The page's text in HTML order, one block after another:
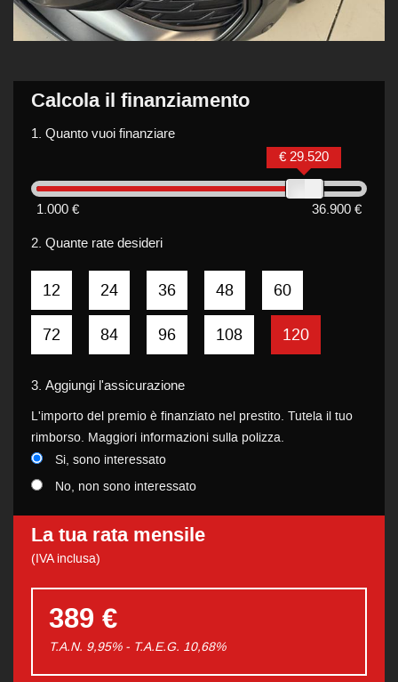
Calcola il finanziamento
1. Quanto vuoi finanziare
1.000 € 36.900 €
€ 29.520
2. Quante rate desideri
12 24 36 48 60
72 84 96 108 120
3. Aggiungi l'assicurazione
L'importo del premio è finanziato nel prestito. Tutela il tuo
rimborso. Maggiori informazioni sulla polizza.
Si, sono interessato
No, non sono interessato
La tua rata mensile
(IVA inclusa)
389 €
T.A.N. 9,95% - T.A.E.G. 10,68%